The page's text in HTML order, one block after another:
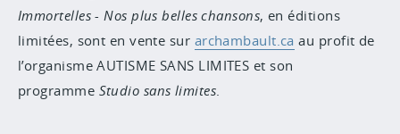
Immortelles - Nos plus belles chansons, en éditions
limitées, sont en vente sur archambault.ca au profit de
l’organisme AUTISME SANS LIMITES et son
programme Studio sans limites.